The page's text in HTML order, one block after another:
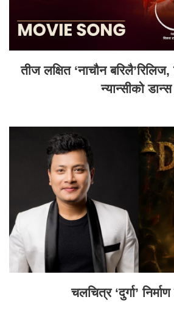
तीज लक्षित ‘नाचौन बरिलै’रिलिज,
न्यान्सीको डान्स
चलचित्र ‘दुर्गा’